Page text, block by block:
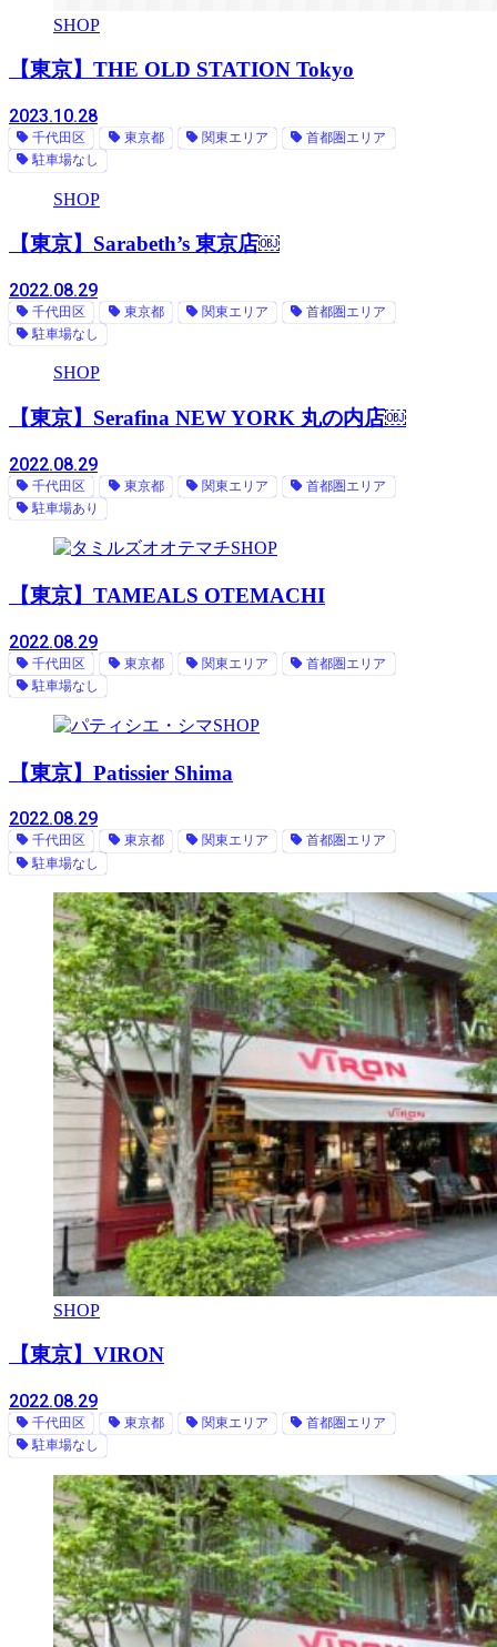
SHOP
【東京】THE OLD STATION Tokyo
2023.10.28
千代田区 東京都 関東エリア
首都圏エリア
駐車場なし
SHOP
【東京】Sarabeth’s 東京店￼
2022.08.29
千代田区 東京都 関東エリア
首都圏エリア
駐車場なし
SHOP
【東京】Serafina NEW YORK 丸の内店￼
2022.08.29
千代田区 東京都 関東エリア
首都圏エリア
駐車場あり
SHOP
【東京】TAMEALS OTEMACHI
2022.08.29
千代田区 東京都 関東エリア
首都圏エリア
駐車場なし
SHOP
【東京】Patissier Shima
2022.08.29
千代田区 東京都 関東エリア
首都圏エリア
駐車場なし
SHOP
【東京】VIRON
2022.08.29
千代田区 東京都 関東エリア
首都圏エリア
駐車場なし